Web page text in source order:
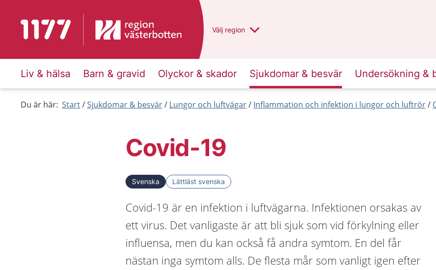
Till startsidan för 1177 Du har valt region
Välj en annan
region
Liv & hälsa Barn & gravid Olyckor & skador Sjukdomar & besvär Undersökning &
Du är här: Start Sjukdomar & besvär Lungor och luftvägar Inflammation och infektion i lungor och luftrör
Covid-19
Svenska Lättläst svenska
Covid-19 är en infektion i luftvägarna. Infektionen orsakas av
ett virus. Det vanligaste är att bli sjuk som vid förkylning eller
influensa, men du kan också få andra symtom. En del får
nästan inga symtom alls. De flesta mår som vanligt igen efter